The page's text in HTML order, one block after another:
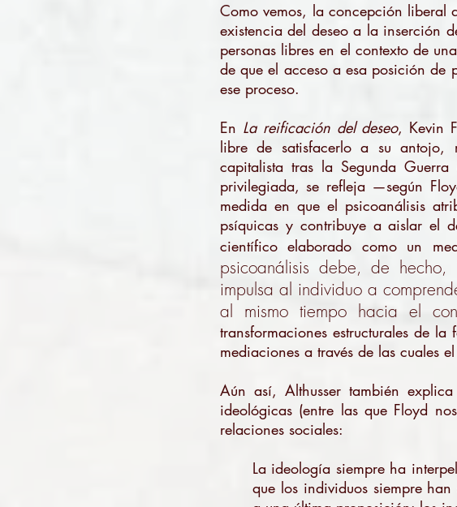
Como vemos, la concepción liberal
existencia del deseo a la inserción
personas libres en el contexto de
de que el acceso a esa posición de
ese proceso.
En La reificación del deseo, Kevin
libre de satisfacerlo a su antojo,
capitalista tras la Segunda
privilegiada, se refleja —según
medida en que el psicoanálisis
psíquicas y contribuye a aislar el
científico elaborado como un
psicoanálisis debe, de
impulsa al individuo a
al mismo tiempo hacia el
transformaciones estructurales de
mediaciones a través de las cuales
Aún así, Althusser también
ideológicas (entre las que Floyd
relaciones sociales:
La ideología siempre ha
que los individuos siempre